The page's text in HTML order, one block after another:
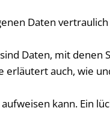
Daten
Daten, mit denen
auch, wie
kann. Ein